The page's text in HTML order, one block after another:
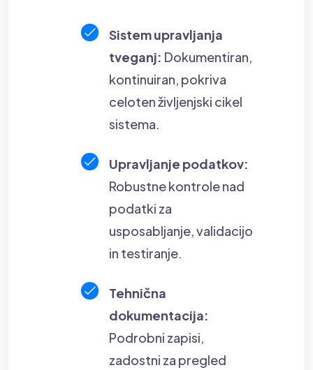
Sistem upravljanja
tveganj: Dokumentiran,
kontinuiran, pokriva
celoten življenjski cikel
sistema.
Upravljanje podatkov:
Robustne kontrole nad
podatki za
usposabljanje, validacijo
in testiranje.
Tehnična
dokumentacija:
Podrobni zapisi,
zadostni za pregled